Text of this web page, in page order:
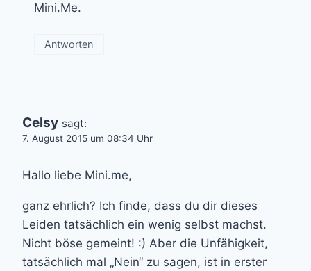
Mini.Me.
Antworten
Celsy sagt:
7. August 2015 um 08:34 Uhr
Hallo liebe Mini.me,
ganz ehrlich? Ich finde, dass du dir dieses
Leiden tatsächlich ein wenig selbst machst.
Nicht böse gemeint! :) Aber die Unfähigkeit,
tatsächlich mal „Nein“ zu sagen, ist in erster